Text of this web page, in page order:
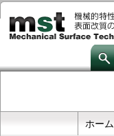
メ
イ
テ
ホーム